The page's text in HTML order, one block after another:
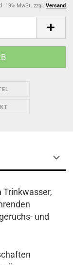
19% MwSt. zzgl. Versand
Trinkwasser,
und